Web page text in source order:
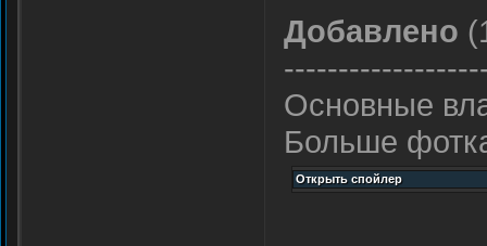
Добавлено
Основные
Больше